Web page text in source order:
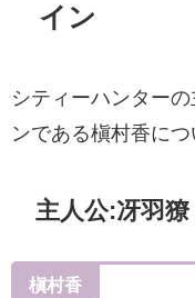
イン
シティーハンター
ンである槇村香につ
主人公:冴羽獠
槇村香